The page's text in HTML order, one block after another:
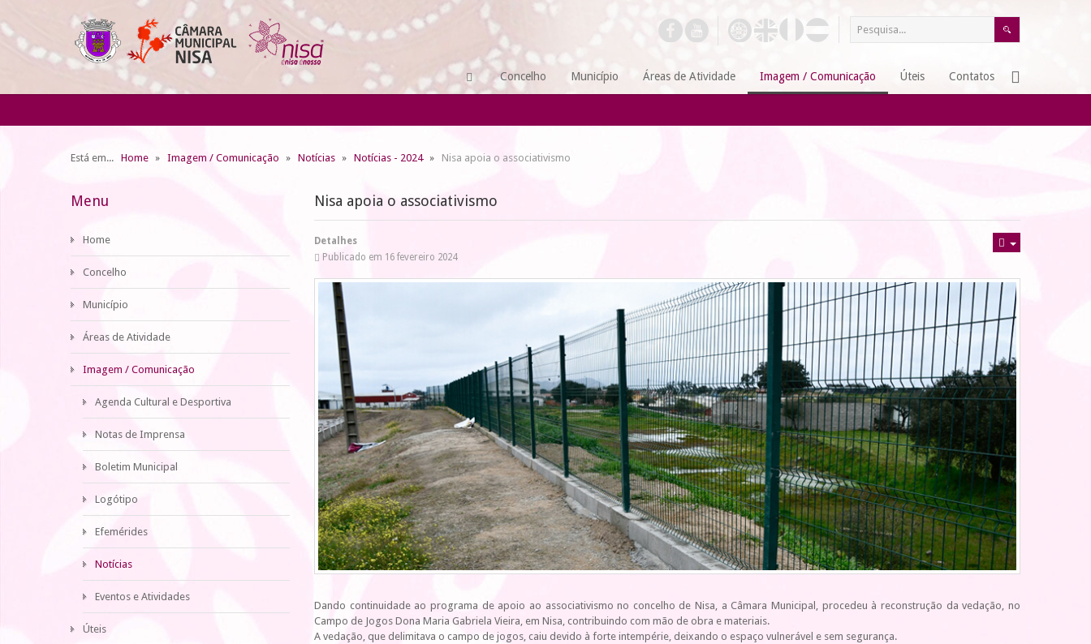
Concelho Município Áreas de Atividade Imagem / Comunicação Úteis Contatos
Está em... Home Imagem / Comunicação Notícias Notícias - 2024 Nisa apoia o associativismo
Nisa apoia o associativismo
Detalhes
Publicado em 16 fevereiro 2024
Dando continuidade ao programa de apoio ao associativismo no concelho de Nisa, a Câmara Municipal, procedeu à reconstrução da vedação, no
Campo de Jogos Dona Maria Gabriela Vieira, em Nisa, contribuindo com mão de obra e materiais.
A vedação, que delimitava o campo de jogos, caiu devido à forte intempérie, deixando o espaço vulnerável e sem segurança.
Menu
Home
Concelho
Município
Áreas de Atividade
Imagem / Comunicação
Agenda Cultural e Desportiva
Notas de Imprensa
Boletim Municipal
Logótipo
Efemérides
Notícias
Eventos e Atividades
Úteis